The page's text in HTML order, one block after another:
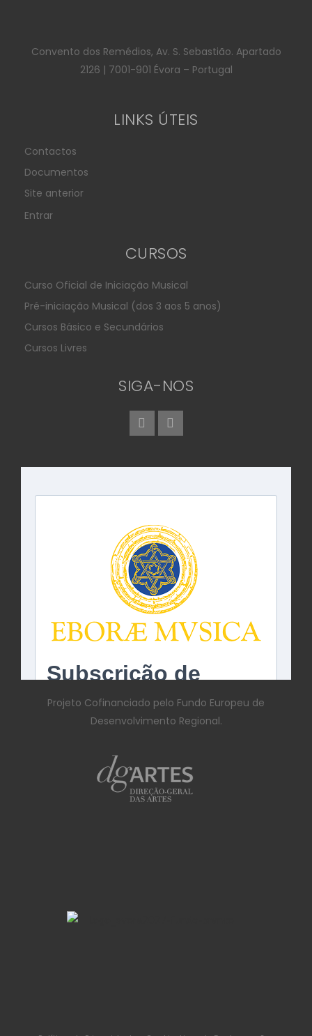
Convento dos Remédios, Av. S. Sebastião. Apartado
2126 | 7001-901 Évora – Portugal
LINKS ÚTEIS
Contactos
Documentos
Site anterior
Entrar
CURSOS
Curso Oficial de Iniciação Musical
Pré-iniciação Musical (dos 3 aos 5 anos)
Cursos Básico e Secundários
Cursos Livres
SIGA-NOS
Projeto Cofinanciado pelo Fundo Europeu de
Desenvolvimento Regional.